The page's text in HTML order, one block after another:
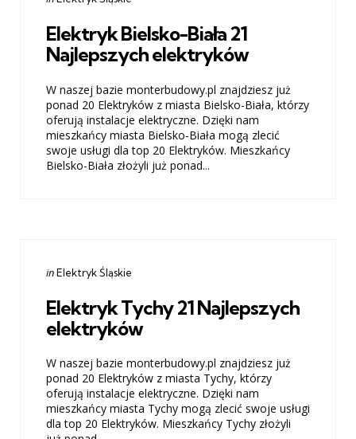
Elektryk Bielsko-Biała 21
Najlepszych elektryków
W naszej bazie monterbudowy.pl znajdziesz już
ponad 20 Elektryków z miasta Bielsko-Biała, którzy
oferują instalacje elektryczne. Dzięki nam
mieszkańcy miasta Bielsko-Biała mogą zlecić
swoje usługi dla top 20 Elektryków. Mieszkańcy
Bielsko-Biała złożyli już ponad...
Categories
Posted
inElektryk Śląskie
Elektryk Tychy 21 Najlepszych
elektryków
W naszej bazie monterbudowy.pl znajdziesz już
ponad 20 Elektryków z miasta Tychy, którzy
oferują instalacje elektryczne. Dzięki nam
mieszkańcy miasta Tychy mogą zlecić swoje usługi
dla top 20 Elektryków. Mieszkańcy Tychy złożyli